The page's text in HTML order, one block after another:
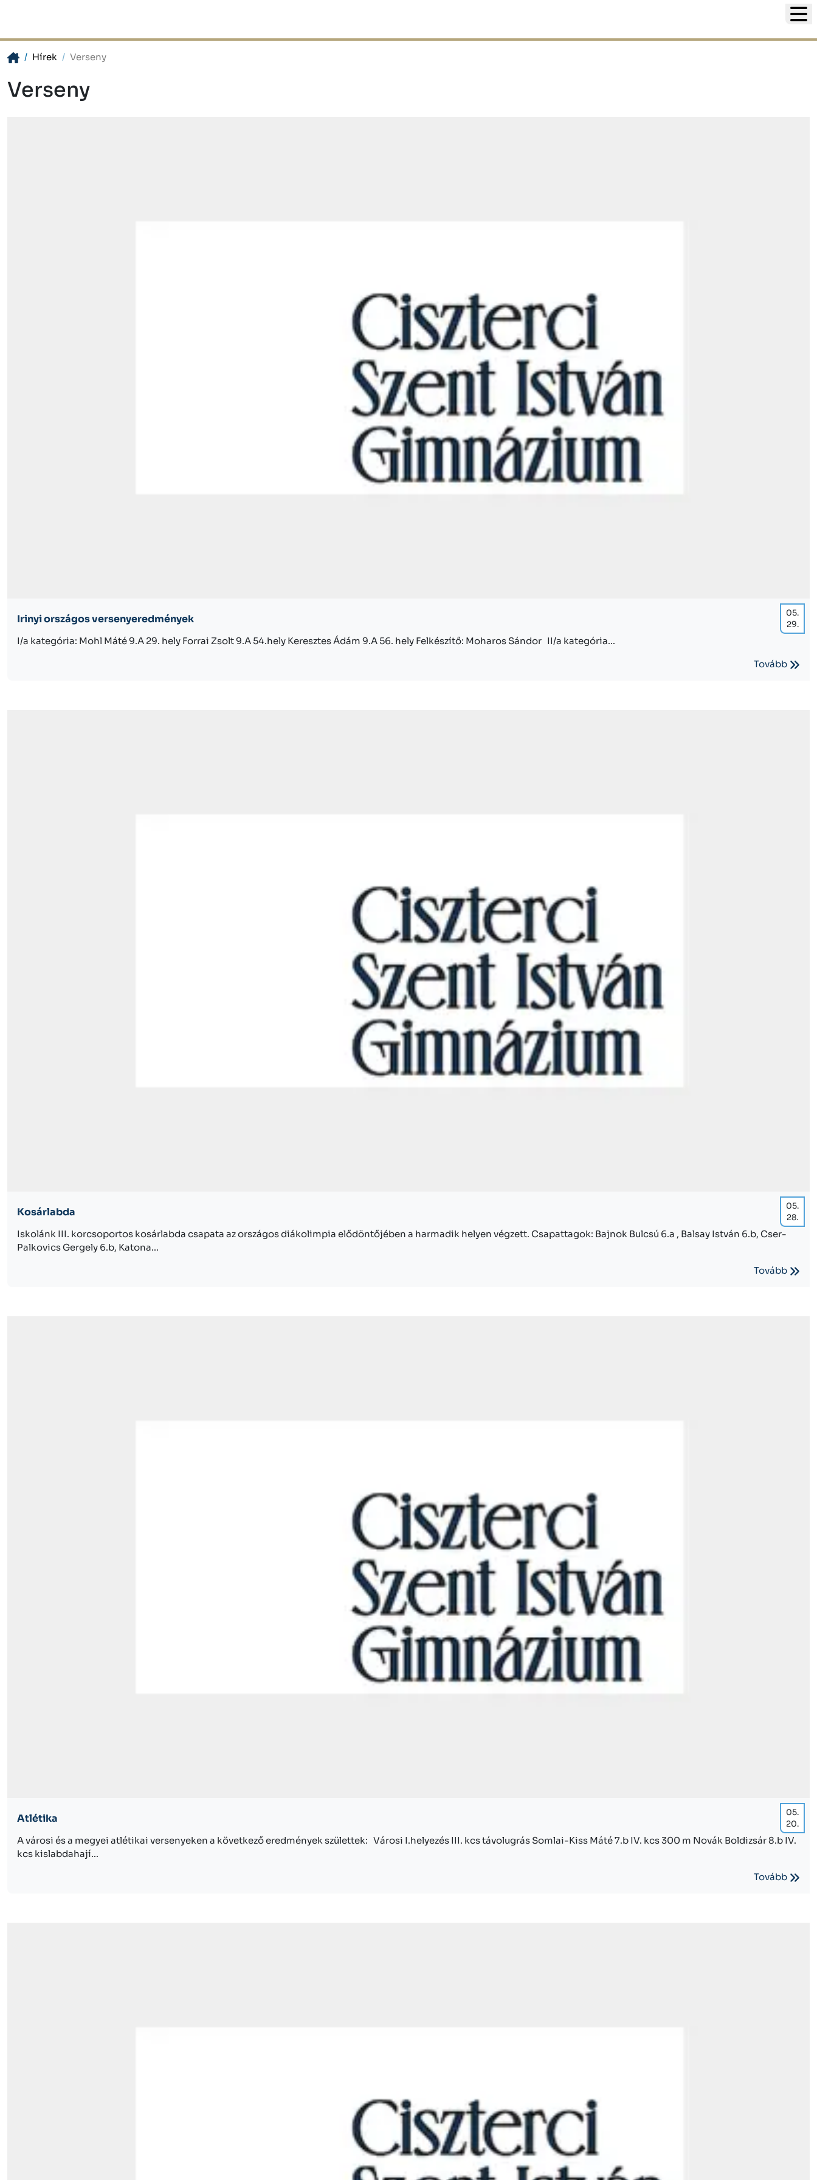
Hírek Verseny
Verseny
05.
29.
Irinyi országos versenyeredmények
I/a kategória: Mohl Máté 9.A 29. hely Forrai Zsolt 9.A 54.hely Keresztes Ádám 9.A 56. hely Felkészítő: Moharos Sándor II/a kategória...
Tovább
05.
28.
Kosárlabda
Iskolánk III. korcsoportos kosárlabda csapata az országos diákolimpia elődöntőjében a harmadik helyen végzett. Csapattagok: Bajnok Bulcsú 6.a , Balsay István 6.b, Cser-
Palkovics Gergely 6.b, Katona...
Tovább
05.
20.
Atlétika
A városi és a megyei atlétikai versenyeken a következő eredmények születtek: Városi I.helyezés III. kcs távolugrás Somlai-Kiss Máté 7.b IV. kcs 300 m Novák Boldizsár 8.b IV.
kcs kislabdahají...
Tovább